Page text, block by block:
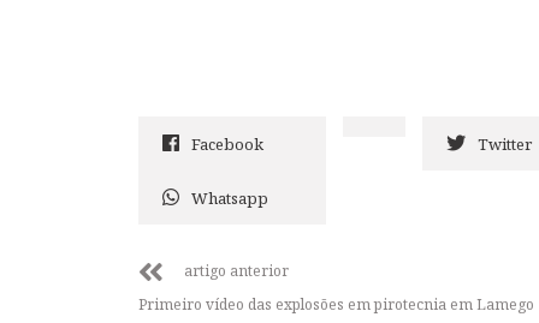
Facebook Twitter
Whatsapp
artigo anterior
Primeiro vídeo das explosões em pirotecnia em Lamego